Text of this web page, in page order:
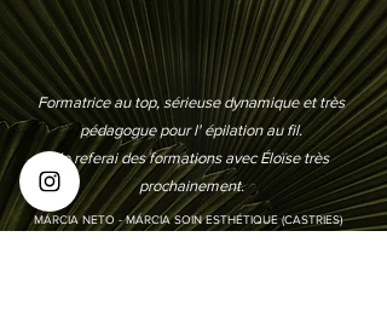
Formatrice au top, sérieuse dynamique et très
pédagogue pour l' épilation au fil.
Je referai des formations avec Éloïse très
prochainement.
MÁRCIA NETO - MÁRCIA SOIN ESTHÉTIQUE (CASTRIES)